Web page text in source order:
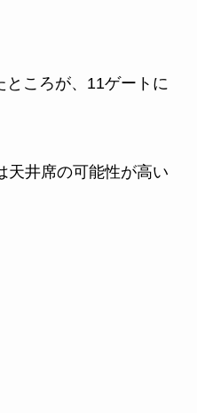
ところが、11ゲートに
天井席の可能性が高い